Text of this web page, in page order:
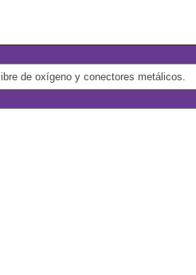
de oxígeno y conectores metálicos.